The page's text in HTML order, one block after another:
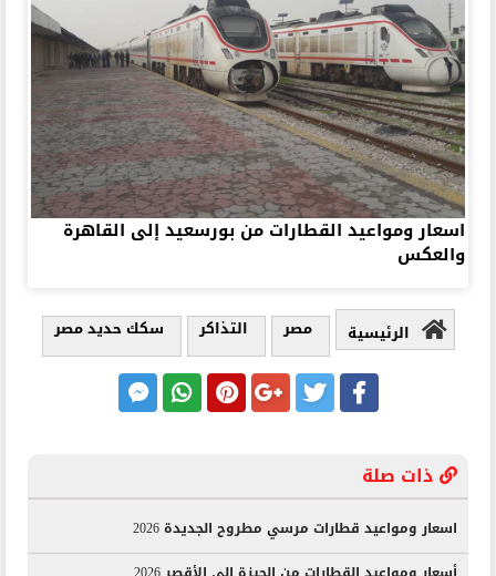
اسعار ومواعيد القطارات من بورسعيد إلى القاهرة
والعكس
الرئيسية مصر التذاكر سكك حديد مصر
ذات صلة
اسعار ومواعيد قطارات مرسي مطروح الجديدة 2026